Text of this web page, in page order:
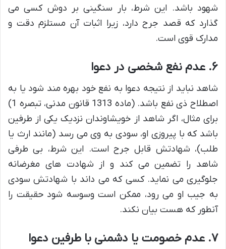
شهود باشد. این شرط، بار سنگینی بر دوش کسی می
گذارد که قصد جرح دارد، زیرا اثبات آن مستلزم دقت و
مدارک قوی است.
۶. عدم نفع شخصی در دعوا
شاهد نباید از نتیجه دعوا به نفع خود بهره مند شود یا به
اصطلاح ذی نفع باشد. (ماده 1313 قانون مدنی، تبصره 1)
برای مثال، اگر شاهد از خویشاوندان نزدیک یکی از طرفین
باشد که با پیروزی او، سودی به وی می رسد (مانند ارث یا
طلب)، شهادتش قابل جرح است. این شرط، بی طرفی
شاهد را تضمین می کند و از شهادت های مغرضانه
جلوگیری می نماید. کسی که می داند با شهادتش سودی
به جیب او می رود، ممکن است وسوسه شود حقیقت را
آنطور که هست بیان نکند.
۷. عدم خصومت یا دشمنی با طرفین دعوا